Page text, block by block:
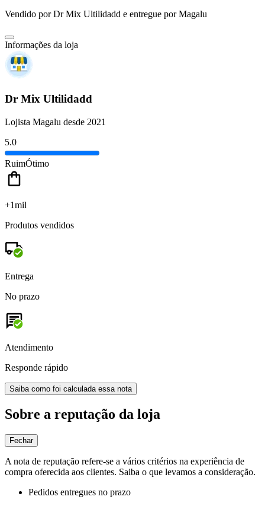
Vendido porDr Mix Ultilidadd e entregue por Magalu
Informações da loja
Dr Mix Ultilidadd
Lojista Magalu desde 2021
5.0
RuimÓtimo
+1mil
Produtos vendidos
Entrega
No prazo
Atendimento
Responde rápido
Saiba como foi calculada essa nota
Sobre a reputação da loja
Fechar
A nota de reputação refere-se a vários critérios na experiência de
compra oferecida aos clientes. Saiba o que levamos a consideração.
Pedidos entregues no prazo